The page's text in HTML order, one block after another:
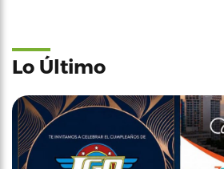
Lo Último